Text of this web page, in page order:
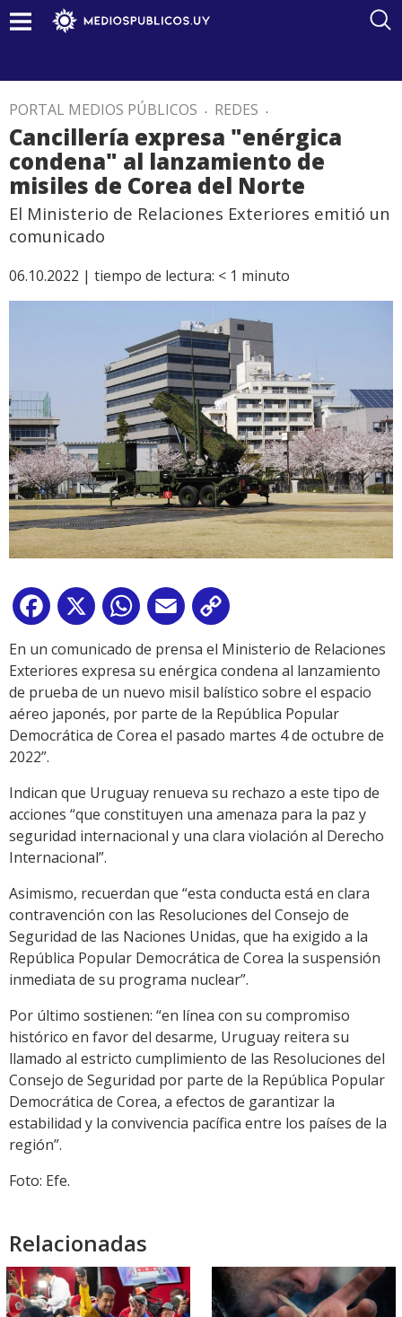
PORTAL MEDIOS PÚBLICOS . REDES .
Cancillería expresa "enérgica
condena" al lanzamiento de
misiles de Corea del Norte
El Ministerio de Relaciones Exteriores emitió un
comunicado
06.10.2022 | tiempo de lectura: < 1 minuto
Facebook
X WhatsApp
Email
Link
En un comunicado de prensa el Ministerio de Relaciones
Exteriores expresa su enérgica condena al lanzamiento
de prueba de un nuevo misil balístico sobre el espacio
aéreo japonés, por parte de la República Popular
Democrática de Corea el pasado martes 4 de octubre de
2022”.
Indican que Uruguay renueva su rechazo a este tipo de
acciones “que constituyen una amenaza para la paz y
seguridad internacional y una clara violación al Derecho
Internacional”.
Asimismo, recuerdan que “esta conducta está en clara
contravención con las Resoluciones del Consejo de
Seguridad de las Naciones Unidas, que ha exigido a la
República Popular Democrática de Corea la suspensión
inmediata de su programa nuclear”.
Por último sostienen: “en línea con su compromiso
histórico en favor del desarme, Uruguay reitera su
llamado al estricto cumplimiento de las Resoluciones del
Consejo de Seguridad por parte de la República Popular
Democrática de Corea, a efectos de garantizar la
estabilidad y la convivencia pacífica entre los países de la
región”.
Foto: Efe.
Relacionadas